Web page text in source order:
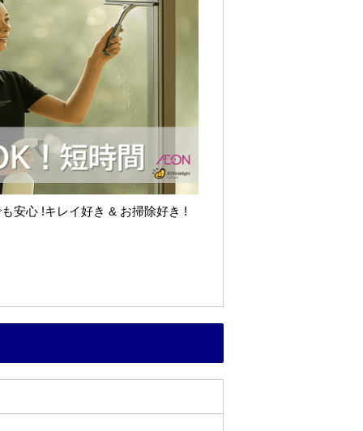
安心 !キレイ好き & お掃除好き !